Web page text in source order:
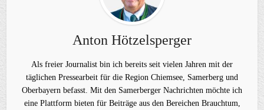
Anton Hötzelsperger
Als freier Journalist bin ich bereits seit vielen Jahren mit der
täglichen Pressearbeit für die Region Chiemsee, Samerberg und
Oberbayern befasst. Mit den Samerberger Nachrichten möchte ich
eine Plattform bieten für Beiträge aus den Bereichen Brauchtum,